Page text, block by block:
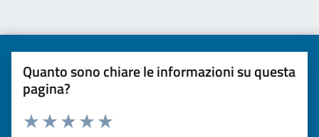
Quanto sono chiare le informazioni su questa
pagina?
Valuta da 1 a 5 stelle la pagina